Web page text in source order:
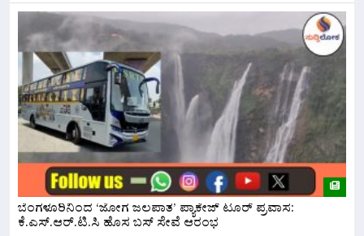
ಬೆಂಗಳೂರಿನಿಂದ ‘ಜೋಗ ಜಲಪಾತ’ ಪ್ಯಾಕೇಜ್ ಟೂರ್ ಪ್ರವಾಸ:
ಕೆ.ಎಸ್.ಆರ್.ಟಿ.ಸಿ ಹೊಸ ಬಸ್ ಸೇವೆ ಆರಂಭ